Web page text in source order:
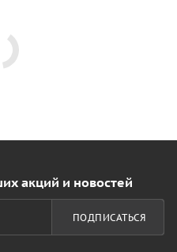
акций и новостей
ПОДПИСАТЬСЯ